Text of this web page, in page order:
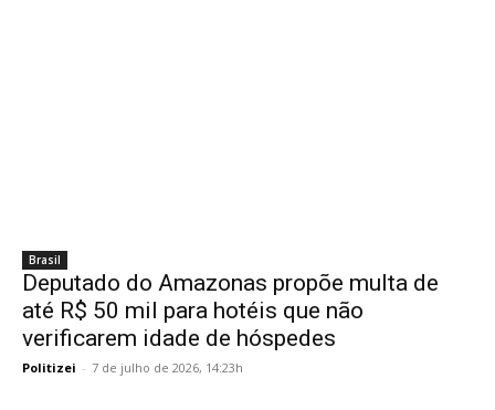
Brasil
Deputado do Amazonas propõe multa de
até R$ 50 mil para hotéis que não
verificarem idade de hóspedes
Politizei - 7 de julho de 2026, 14:23h